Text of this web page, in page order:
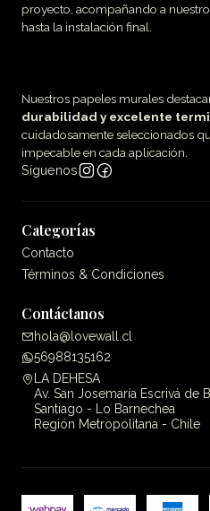
proyecto, acompañando a
hasta la instalación final.
Nuestros papeles murales
durabilidad y excelente
cuidadosamente seleccionados
impecable en cada aplicación.
Síguenos
Categorías
Contacto
Términos & Condiciones
Contáctanos
hola@lovewall.cl
56988135162
LA DEHESA
Av. San Josemaría Escrivá de
Santiago - Lo Barnechea
Región Metropolitana - Chile